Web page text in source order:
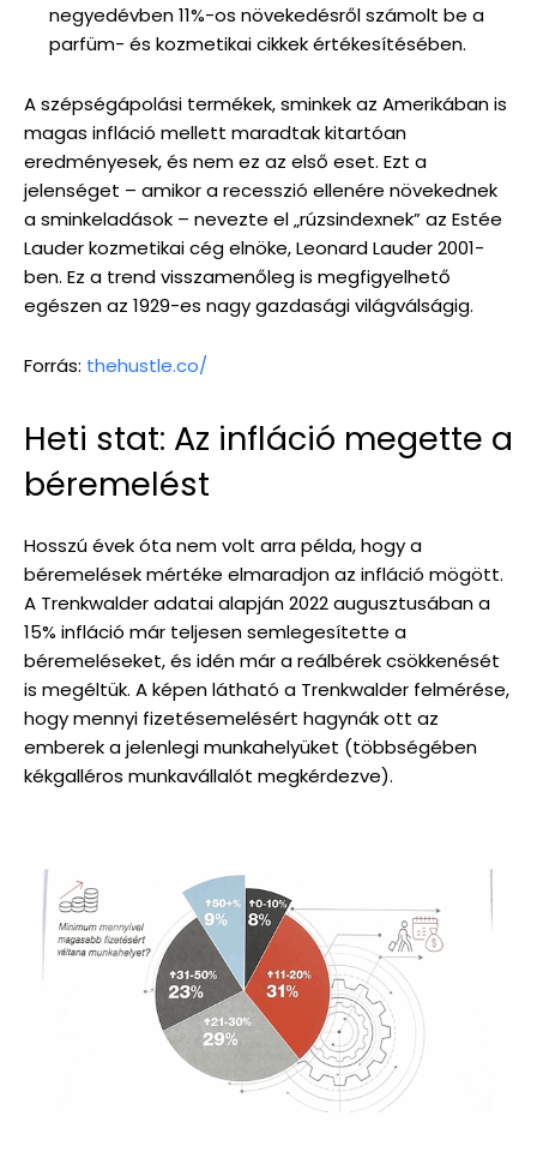
negyedévben 11%-os növekedésről számolt be a
parfüm- és kozmetikai cikkek értékesítésében.
A szépségápolási termékek, sminkek az Amerikában is
magas infláció mellett maradtak kitartóan
eredményesek, és nem ez az első eset. Ezt a
jelenséget – amikor a recesszió ellenére növekednek
a sminkeladások – nevezte el „rúzsindexnek” az Estée
Lauder kozmetikai cég elnöke, Leonard Lauder 2001-
ben. Ez a trend visszamenőleg is megfigyelhető
egészen az 1929-es nagy gazdasági világválságig.
Forrás: thehustle.co/
Heti stat: Az infláció megette a
béremelést
Hosszú évek óta nem volt arra példa, hogy a
béremelések mértéke elmaradjon az infláció mögött.
A Trenkwalder adatai alapján 2022 augusztusában a
15% infláció már teljesen semlegesítette a
béremeléseket, és idén már a reálbérek csökkenését
is megéltük. A képen látható a Trenkwalder felmérése,
hogy mennyi fizetésemelésért hagynák ott az
emberek a jelenlegi munkahelyüket (többségében
kékgalléros munkavállalót megkérdezve).